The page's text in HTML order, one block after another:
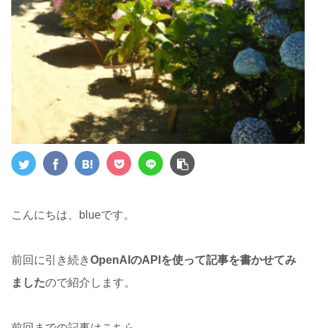
こんにちは、blueです。
前回に引き続きOpenAIのAPIを使って記事を書かせてみ
ましたので紹介します。